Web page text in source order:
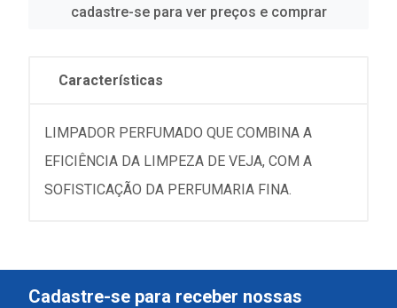
cadastre-se para ver preços e comprar
Características
LIMPADOR PERFUMADO QUE COMBINA A
EFICIÊNCIA DA LIMPEZA DE VEJA, COM A
SOFISTICAÇÃO DA PERFUMARIA FINA.
Cadastre-se para receber nossas